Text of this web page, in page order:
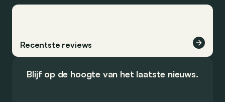
Recentste reviews
Blijf op de hoogte van het laatste nieuws.